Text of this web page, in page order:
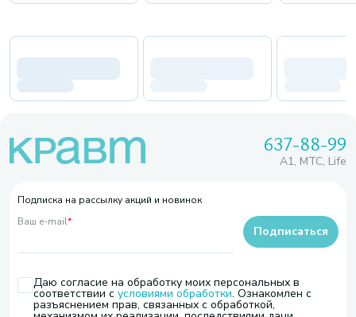
637-88-99
A1, МТС, Life
Подписка на рассылку акций и новинок
Ваш e-mail*
Даю согласие на обработку моих персональных в
соответствии с условиями обработки. Ознакомлен с
разъяснением прав, связанных с обработкой,
Подписаться